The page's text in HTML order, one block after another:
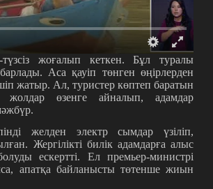
жоғалып кеткен. Бұл туралы
Аса қауіп төнген өңірлерден
жатыр. Ал, туристер көптеп баратын
жолдар өзенге айналып, адамдар
желден электр сымдар үзіліп,
Жергілікті билік адамдарға алыс
ескертті. Ел премьер-министрі
апатқа байланысты төтенше жиын